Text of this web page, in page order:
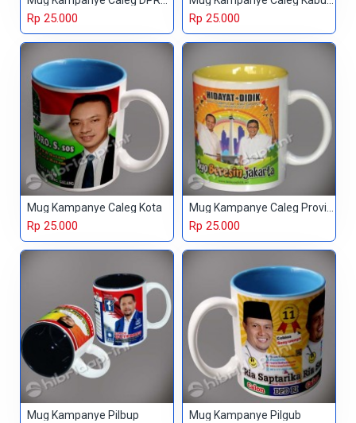
Rp 25.000 Rp 25.000
Mug Kampanye Caleg Kota
Rp 25.000
Mug Kampanye Caleg Provinsi
Rp 25.000
Mug Kampanye Pilbup Mug Kampanye Pilgub